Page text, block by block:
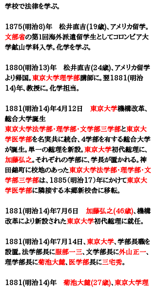
学校で法律を学ぶ。
1875(明治8)年 松井直吉(19歳)、アメリカ留学。
文部省の第１回海外派遣留学生としてコロンビア大
学鉱山学科入学。化学を学ぶ。
1880(明治13)年 松井直吉(24歳)、アメリカ留学
より帰国。 東京大学理学部講師に。翌1881(明治
14)年、教授に。化学担当。
1881(明治14)年4月12日 東京大学機構改革、
総合大学誕生
東京大学法学部・理学部・文学部三学部と東京大
学医学部を名実共に統合、4学部を有する総合大学
が誕生。単一の総理を新設。 東京大学初代総理に、
加藤弘之。それぞれの学部に、学長が置かれる。神
田錦町に校地のあった東京大学法学部・理学部・文
学部三学部は、1885（明治17）年にかけて東京大
学医学部に隣接する本郷新校舎に移転。
1881(明治14)年7月6日 加藤弘之(46歳)、機構
改革により新設された東京大学初代総理に就任。
1881(明治14)年7月14日、 東京大学、​学部長職を
設置。法学部長に服部一三、文学部長に外山正一、
理学部長に菊池大麓、 医学部長に三宅秀。
1881(明治14)年 菊池大麓(27歳)、 東京大学理